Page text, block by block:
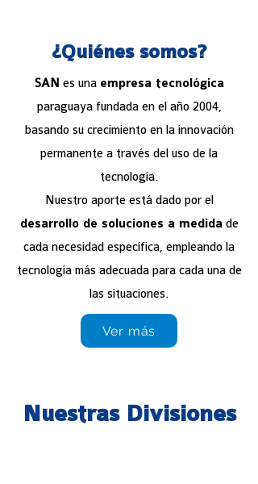
¿Quiénes somos?
SAN es una empresa tecnológica
paraguaya fundada en el año 2004,
basando su crecimiento en la innovación
permanente a través del uso de la
tecnología.
Nuestro aporte está dado por el
desarrollo de soluciones a medidade
cada necesidad específica, empleando la
tecnología más adecuada para cada una de
las situaciones.
Ver más
Nuestras Divisiones